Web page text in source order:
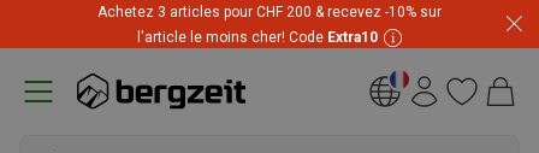
Prix imbattables ! Jusqu'à -60 % pendant les soldes d'été
Achetez 3 articles pour CHF 200 & recevez -10% sur
l'article le moins cher! Code Extra10